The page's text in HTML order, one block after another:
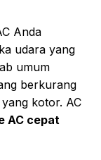
Anda
udara yang
umum
berkurang
kotor. AC
AC cepat